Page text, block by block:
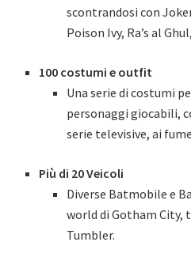
scontrandosi con
Poison Ivy, Ra’s al
100 costumi e outfit
Una serie di costumi
personaggi giocabili,
serie televisive, ai
Più di 20 Veicoli
Diverse Batmobile e
world di Gotham City,
Tumbler.